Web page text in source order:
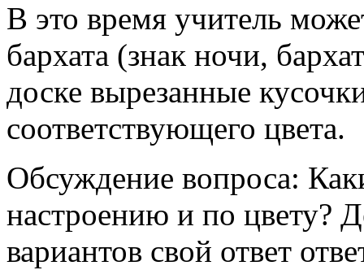
В это время учитель
бархата (знак ночи,
доске вырезанные
соответствующего цвета.
Обсуждение вопроса:
настроению и по цвету?
вариантов свой ответ